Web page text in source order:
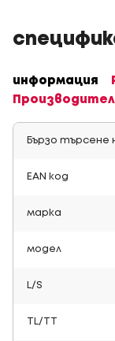
информация
Производител
Бързо търсене
EAN код
марка
модел
L/S
TL/TT